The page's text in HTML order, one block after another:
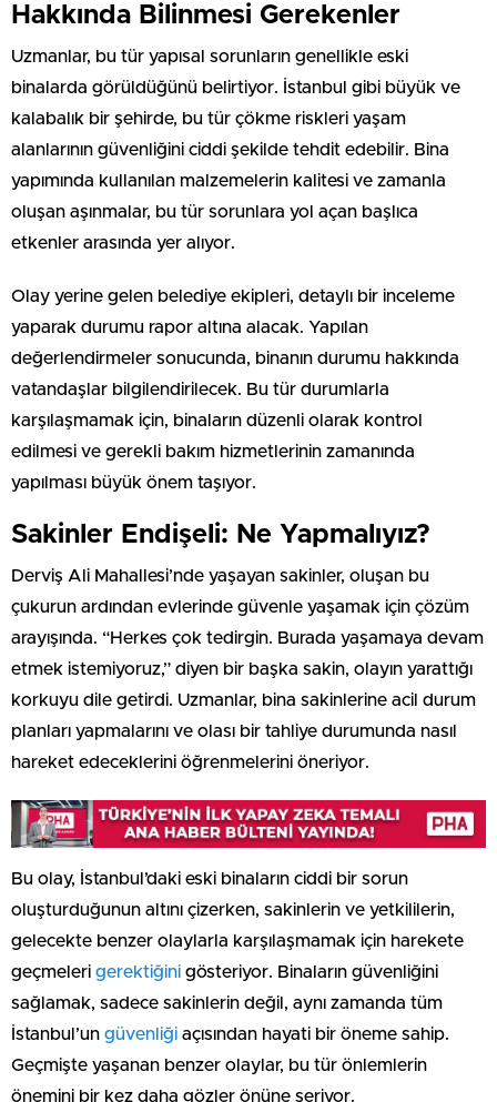
Hakkında Bilinmesi Gerekenler
Uzmanlar, bu tür yapısal sorunların genellikle eski
binalarda görüldüğünü belirtiyor. İstanbul gibi büyük ve
kalabalık bir şehirde, bu tür çökme riskleri yaşam
alanlarının güvenliğini ciddi şekilde tehdit edebilir. Bina
yapımında kullanılan malzemelerin kalitesi ve zamanla
oluşan aşınmalar, bu tür sorunlara yol açan başlıca
etkenler arasında yer alıyor.
Olay yerine gelen belediye ekipleri, detaylı bir inceleme
yaparak durumu rapor altına alacak. Yapılan
değerlendirmeler sonucunda, binanın durumu hakkında
vatandaşlar bilgilendirilecek. Bu tür durumlarla
karşılaşmamak için, binaların düzenli olarak kontrol
edilmesi ve gerekli bakım hizmetlerinin zamanında
yapılması büyük önem taşıyor.
Sakinler Endişeli: Ne Yapmalıyız?
Derviş Ali Mahallesi’nde yaşayan sakinler, oluşan bu
çukurun ardından evlerinde güvenle yaşamak için çözüm
arayışında. “Herkes çok tedirgin. Burada yaşamaya devam
etmek istemiyoruz,” diyen bir başka sakin, olayın yarattığı
korkuyu dile getirdi. Uzmanlar, bina sakinlerine acil durum
planları yapmalarını ve olası bir tahliye durumunda nasıl
hareket edeceklerini öğrenmelerini öneriyor.
Bu olay, İstanbul’daki eski binaların ciddi bir sorun
oluşturduğunun altını çizerken, sakinlerin ve yetkililerin,
gelecekte benzer olaylarla karşılaşmamak için harekete
geçmeleri gerektiğini gösteriyor. Binaların güvenliğini
sağlamak, sadece sakinlerin değil, aynı zamanda tüm
İstanbul’un güvenliği açısından hayati bir öneme sahip.
Geçmişte yaşanan benzer olaylar, bu tür önlemlerin
önemini bir kez daha gözler önüne seriyor.